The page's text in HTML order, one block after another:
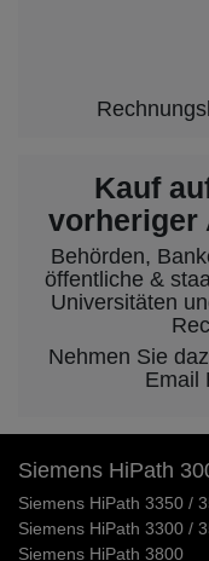
Kauf
vorheriger
Behörden,
öffentliche &
Universitäten
Nehmen Sie
Email
Siemens HiPath
Siemens HiPath 3350 /
Siemens HiPath 3300 /
Siemens HiPath 3800